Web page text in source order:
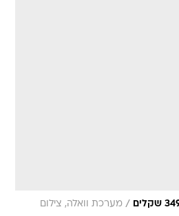
/ מערכת וואלה, צילום